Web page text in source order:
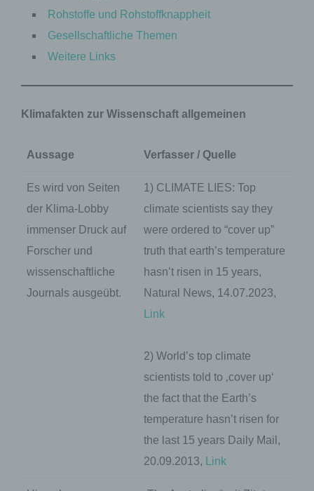
Rohstoffe und Rohstoffknappheit
Gesellschaftliche Themen
Weitere Links
Klimafakten zur Wissenschaft allgemeinen
Aussage Verfasser / Quelle
Es wird von Seiten
der Klima-Lobby
immenser Druck auf
Forscher und
wissenschaftliche
Journals ausgeübt.
1) CLIMATE LIES: Top
climate scientists say they
were ordered to “cover up”
truth that earth’s temperature
hasn’t risen in 15 years,
Natural News, 14.07.2023,
Link
2) World’s top climate
scientists told to ‚cover up‘
the fact that the Earth’s
temperature hasn’t risen for
the last 15 years Daily Mail,
20.09.2013,
Link